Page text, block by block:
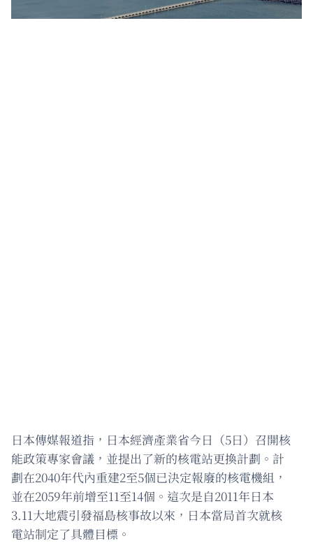
日本傳媒報道指，日本經濟產業省今日（5日）召開核
能政策專家會議，並提出了新的核電站更換計劃。計
劃在2040年代內重建2至5個已決定報廢的核電機組，
並在2059年前增至11至14個。這次是自2011年日本
3.11大地震引發福島核事故以來，日本當局首次就核
電站制定了具體目標。